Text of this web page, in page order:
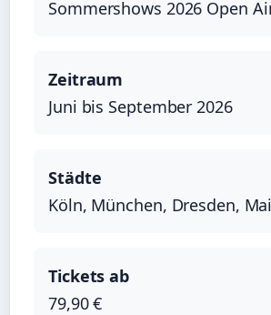
Sommershows 2026 Open
Zeitraum
Juni bis September 2026
Städte
Köln, München, Dresden,
Tickets ab
79,90 €